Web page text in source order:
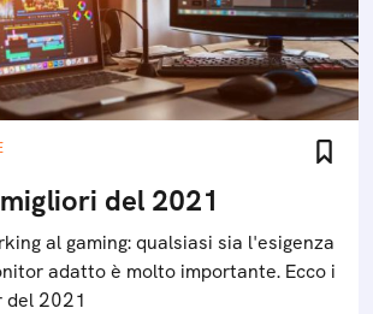
del 2021
al gaming: qualsiasi sia l'esigenza
adatto è molto importante. Ecco i
del 2021